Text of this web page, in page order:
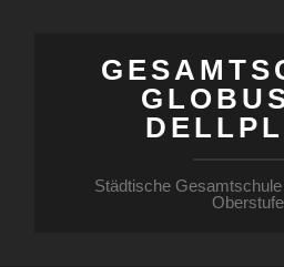
Städtische
Oberstufe